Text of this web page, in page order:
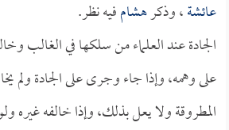
عائشة، وذكرهشامفيه نظر.
الجادة عند العلماء من سلكها في الغالب
على وهمه، وإذا جاء وجرى على الجادة ولم
المطروقة ولا يعل بذلك، وإذا خالفه غيره